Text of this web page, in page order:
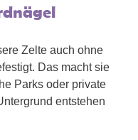
Zelte auch ohne
Das macht sie
Parks oder private
entstehen